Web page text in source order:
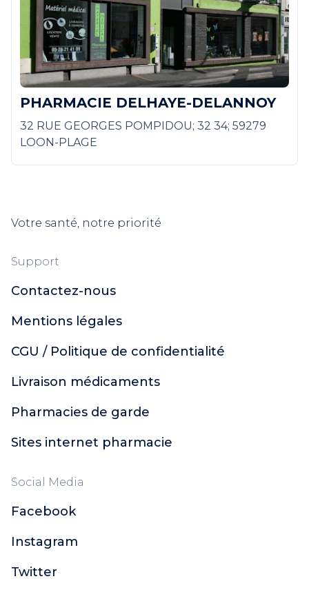
PHARMACIE DELHAYE-DELANNOY
32 RUE GEORGES POMPIDOU; 32 34; 59279
LOON-PLAGE
Votre santé, notre priorité
Support
Contactez-nous
Mentions légales
CGU / Politique de confidentialité
Livraison médicaments
Pharmacies de garde
Sites internet pharmacie
Social Media
Facebook
Instagram
Twitter